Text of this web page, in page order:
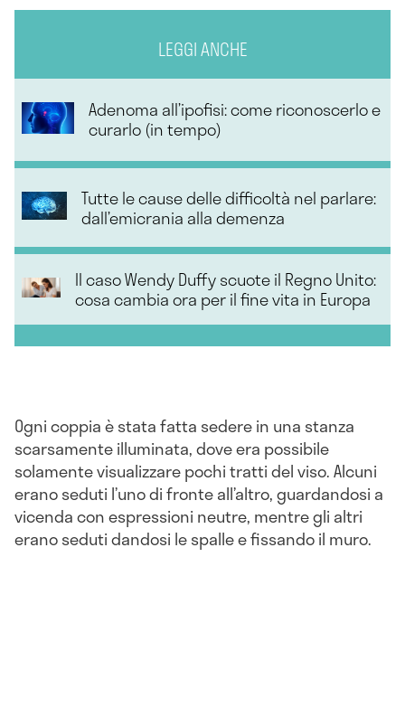
LEGGI ANCHE
Adenoma all’ipofisi: come riconoscerlo e
curarlo (in tempo)
Tutte le cause delle difficoltà nel parlare:
dall’emicrania alla demenza
Il caso Wendy Duffy scuote il Regno Unito:
cosa cambia ora per il fine vita in Europa
Ogni coppia è stata fatta sedere in una stanza
scarsamente illuminata, dove era possibile
solamente visualizzare pochi tratti del viso. Alcuni
erano seduti l’uno di fronte all’altro, guardandosi a
vicenda con espressioni neutre, mentre gli altri
erano seduti dandosi le spalle e fissando il muro.